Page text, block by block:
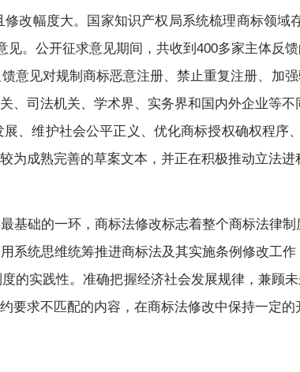
幅度大。国家知识产权局系统梳理商标领域
。公开征求意见期间，共收到400多家主体反馈
见对规制商标恶意注册、禁止重复注册、加
司法机关、学术界、实务界和国内外企业等不
维护社会公平正义、优化商标授权确权程序
成熟完善的草案文本，并正在积极推动立法进
础的一环，商标法修改标志着整个商标法律制
统思维统筹推进商标法及其实施条例修改工作
实践性。准确把握经济社会发展规律，兼顾
要求不匹配的内容，在商标法修改中保持一定